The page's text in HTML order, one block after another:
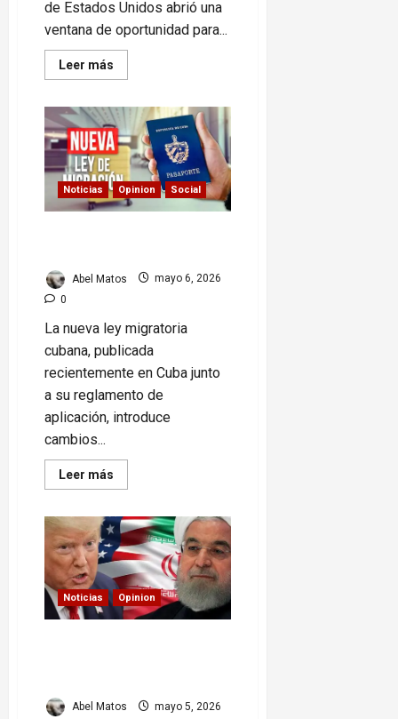
de Estados Unidos abrió una
ventana de oportunidad para...
Leer más
more
muestra
señales
de
preparación
para
una
guerra
civil
en
Noticias Opinion Social
Abel Matos
mayo 6, 2026
0
La nueva ley migratoria
cubana, publicada
recientemente en Cuba junto
a su reglamento de
aplicación, introduce
cambios...
Leer más
more
migratoria
cubana:
lo
nuevo
que
debes
saber
Noticias Opinion
Abel Matos
mayo 5, 2026